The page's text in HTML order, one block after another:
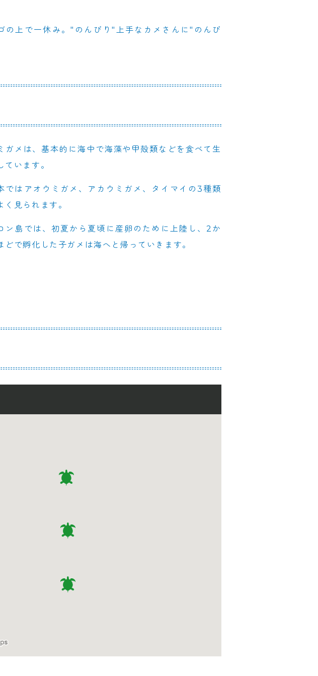
上で一休み。"のんびり"上手なカメさんに"のんび
ガメは、基本的に海中で海藻や甲殻類などを食べて生
ています。
ではアオウミガメ、アカウミガメ、タイマイの3種類
く見られます。
ン島では、初夏から夏頃に産卵のために上陸し、2か
どで孵化した子ガメは海へと帰っていきます。